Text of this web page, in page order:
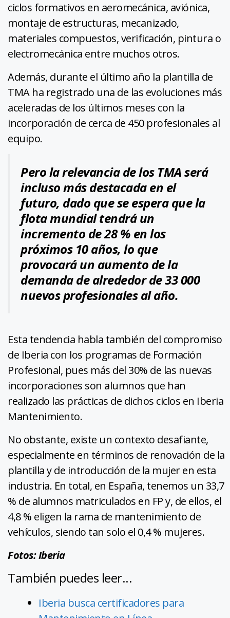
ciclos formativos en aeromecánica, aviónica,
montaje de estructuras, mecanizado,
materiales compuestos, verificación, pintura o
electromecánica entre muchos otros.
Además, durante el último año la plantilla de
TMA ha registrado una de las evoluciones más
aceleradas de los últimos meses con la
incorporación de cerca de 450 profesionales al
equipo.
Pero la relevancia de los TMA será
incluso más destacada en el
futuro, dado que se espera que la
flota mundial tendrá un
incremento de 28 % en los
próximos 10 años, lo que
provocará un aumento de la
demanda de alrededor de 33 000
nuevos profesionales al año.
Esta tendencia habla también del compromiso
de Iberia con los programas de Formación
Profesional, pues más del 30% de las nuevas
incorporaciones son alumnos que han
realizado las prácticas de dichos ciclos en Iberia
Mantenimiento.
No obstante, existe un contexto desafiante,
especialmente en términos de renovación de la
plantilla y de introducción de la mujer en esta
industria. En total, en España, tenemos un 33,7
% de alumnos matriculados en FP y, de ellos, el
4,8 % eligen la rama de mantenimiento de
vehículos, siendo tan solo el 0,4 % mujeres.
Fotos: Iberia
También puedes leer...
Iberia busca certificadores para